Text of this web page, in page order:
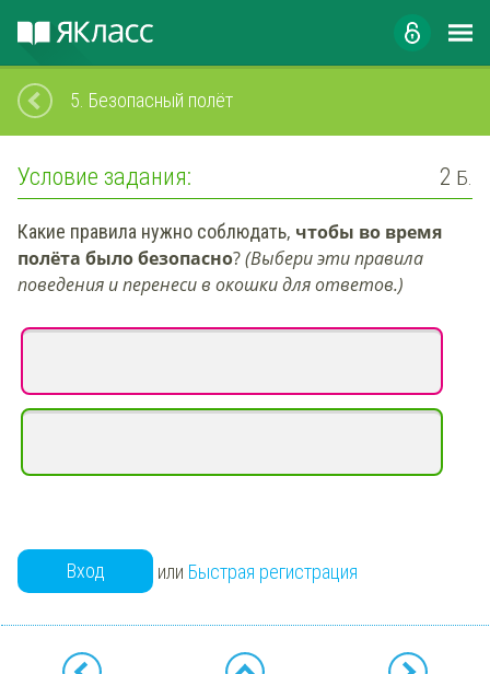
5. Безопасный полёт
Условие задания: 2 Б.
Какие правила нужно соблюдать, чтобы во время
полёта было безопасно?(Выбери эти правила
поведения и перенеси в окошки для ответов.)
Вход или Быстрая регистрация